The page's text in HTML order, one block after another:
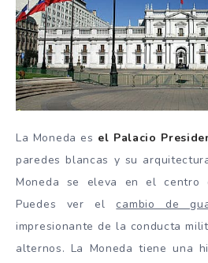
La Moneda es el Palacio
paredes blancas y su
Moneda se eleva en el centro
Puedes ver el cambio de
impresionante de la conducta
alternos. La Moneda tiene una